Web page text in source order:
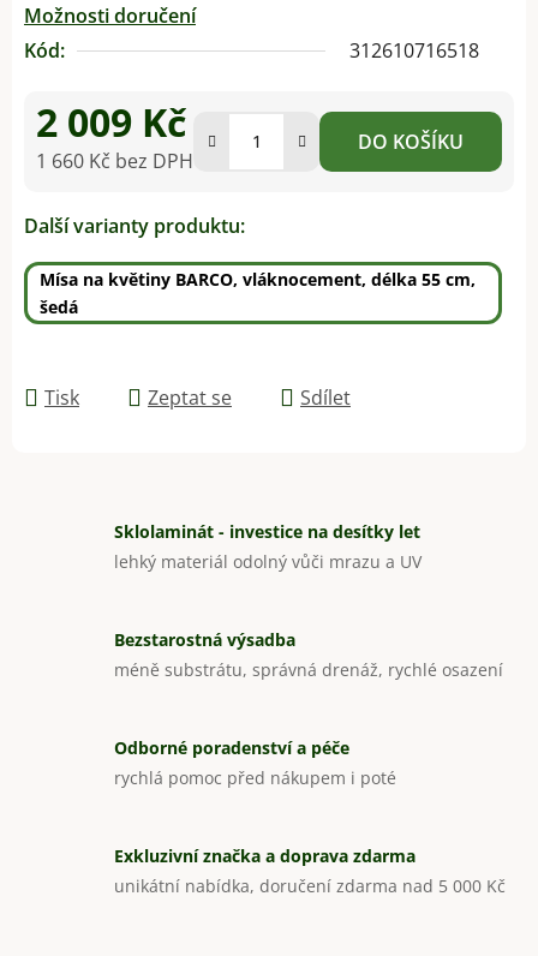
Možnosti doručení
Kód:
312610716518
2 009 Kč
1 660 Kč bez DPH
DO KOŠÍKU
Další varianty produktu:
Mísa na květiny BARCO, vláknocement, délka 55 cm,
šedá
Tisk Zeptat se Sdílet
Sklolaminát - investice na desítky let
lehký materiál odolný vůči mrazu a UV
Bezstarostná výsadba
méně substrátu, správná drenáž, rychlé osazení
Odborné poradenství a péče
rychlá pomoc před nákupem i poté
Exkluzivní značka a doprava zdarma
unikátní nabídka, doručení zdarma nad 5 000 Kč